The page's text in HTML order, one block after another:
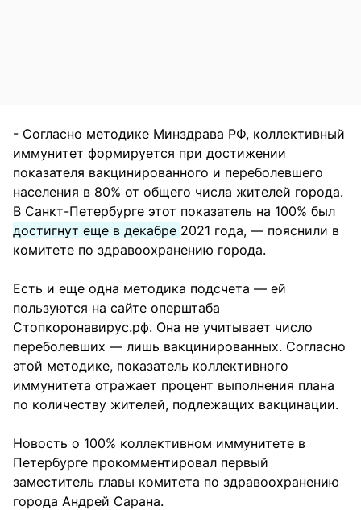
- Cогласно методике Минздрава РФ, коллективный
иммунитет формируется при достижении
показателя вакцинированного и переболевшего
населения в 80% от общего числа жителей города.
В Санкт-Петербурге этот показатель на 100% был
достигнут еще в декабре 2021 года, — пояснили в
комитете по здравоохранению города.
Есть и еще одна методика подсчета — ей
пользуются на сайте оперштаба
Стопкоронавирус.рф. Она не учитывает число
переболевших — лишь вакцинированных. Согласно
этой методике, показатель коллективного
иммунитета отражает процент выполнения плана
по количеству жителей, подлежащих вакцинации.
Новость о 100% коллективном иммунитете в
Петербурге прокомментировал первый
заместитель главы комитета по здравоохранению
города Андрей Сарана.